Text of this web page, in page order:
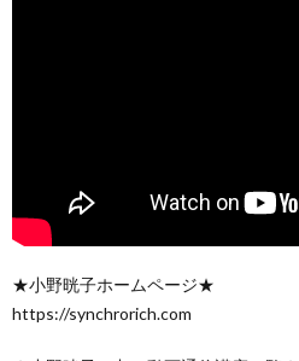
★小野晄子ホームページ★
https://synchrorich.com